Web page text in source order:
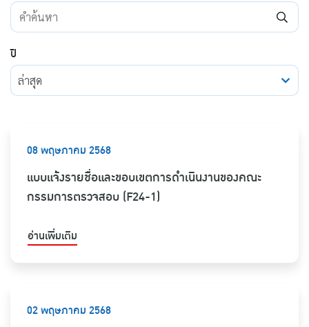
ปี
ล่าสุด
08 พฤษภาคม 2568
แบบแจ้งรายชื่อและขอบเขตการดำเนินงานของคณะ
กรรมการตรวจสอบ (F24-1)
อ่านเพิ่มเติม
02 พฤษภาคม 2568